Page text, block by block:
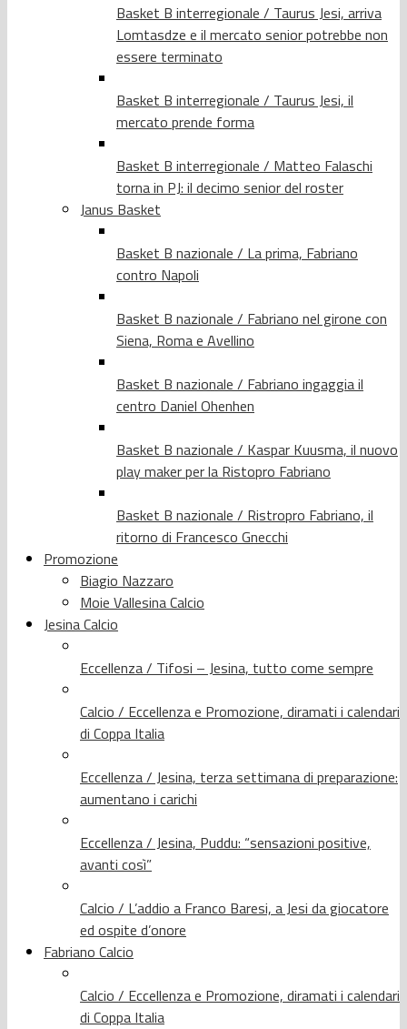
Basket B interregionale / Taurus Jesi, arriva
Lomtasdze e il mercato senior potrebbe non
essere terminato
Basket B interregionale / Taurus Jesi, il
mercato prende forma
Basket B interregionale / Matteo Falaschi
torna in PJ: il decimo senior del roster
Janus Basket
Basket B nazionale / La prima, Fabriano
contro Napoli
Basket B nazionale / Fabriano nel girone con
Siena, Roma e Avellino
Basket B nazionale / Fabriano ingaggia il
centro Daniel Ohenhen
Basket B nazionale / Kaspar Kuusma, il nuovo
play maker per la Ristopro Fabriano
Basket B nazionale / Ristropro Fabriano, il
ritorno di Francesco Gnecchi
Promozione
Biagio Nazzaro
Moie Vallesina Calcio
Jesina Calcio
Eccellenza / Tifosi – Jesina, tutto come sempre
Calcio / Eccellenza e Promozione, diramati i calendari
di Coppa Italia
Eccellenza / Jesina, terza settimana di preparazione:
aumentano i carichi
Eccellenza / Jesina, Puddu: “sensazioni positive,
avanti così”
Calcio / L’addio a Franco Baresi, a Jesi da giocatore
ed ospite d’onore
Fabriano Calcio
Calcio / Eccellenza e Promozione, diramati i calendari
di Coppa Italia